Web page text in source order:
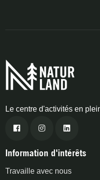
Le centre d'activités en
Information d'intérêts
Travaille avec nous